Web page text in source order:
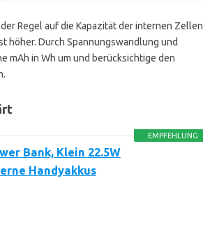
Regel auf die Kapazität der internen Zellen
höher. Durch Spannungswandlung und
mAh in Wh um und berücksichtige den
EMPFEHLUNG
Bank, Klein 22.5W
Handyakkus